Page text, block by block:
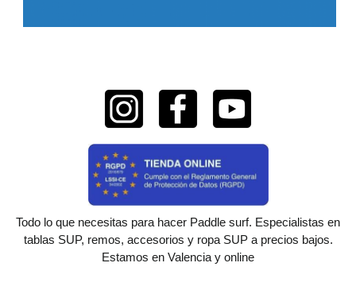
Todo lo que necesitas para hacer Paddle surf. Especialistas en
tablas SUP, remos, accesorios y ropa SUP a precios bajos.
Estamos en Valencia y online